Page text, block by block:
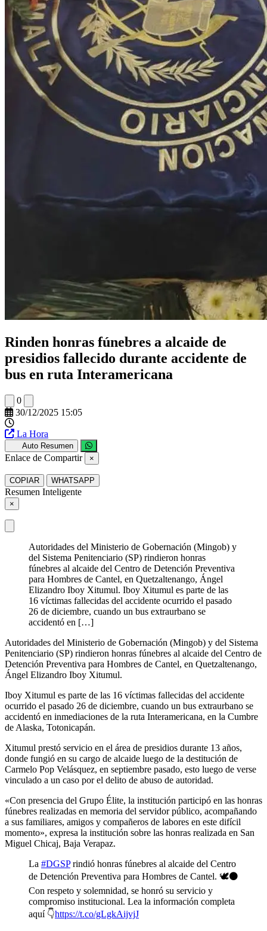
Rinden honras fúnebres a alcaide de
presidios fallecido durante accidente de
bus en ruta Interamericana
0
30/12/2025 15:05
La Hora
Auto Resumen
Enlace de Compartir ×
COPIAR WHATSAPP
Resumen Inteligente
×
Autoridades del Ministerio de Gobernación (Mingob) y
del Sistema Penitenciario (SP) rindieron honras
fúnebres al alcaide del Centro de Detención Preventiva
para Hombres de Cantel, en Quetzaltenango, Ángel
Elizandro Iboy Xitumul. Iboy Xitumul es parte de las
16 víctimas fallecidas del accidente ocurrido el pasado
26 de diciembre, cuando un bus extraurbano se
accidentó en […]
Autoridades del Ministerio de Gobernación (Mingob) y del Sistema
Penitenciario (SP) rindieron honras fúnebres al alcaide del Centro de
Detención Preventiva para Hombres de Cantel, en Quetzaltenango,
Ángel Elizandro Iboy Xitumul.
Iboy Xitumul es parte de las 16 víctimas fallecidas del accidente
ocurrido el pasado 26 de diciembre, cuando un bus extraurbano se
accidentó en inmediaciones de la ruta Interamericana, en la Cumbre
de Alaska, Totonicapán.
Xitumul prestó servicio en el área de presidios durante 13 años,
donde fungió en su cargo de alcaide luego de la destitución de
Carmelo Pop Velásquez, en septiembre pasado, esto luego de verse
vinculado a un caso por el delito de abuso de autoridad.
«Con presencia del Grupo Élite, la institución participó en las honras
fúnebres realizadas en memoria del servidor público, acompañando
a sus familiares, amigos y compañeros de labores en este difícil
momento», expresa la institución sobre las honras realizada en San
Miguel Chicaj, Baja Verapaz.
La #DGSPrindió honras fúnebres al alcaide del Centro
de Detención Preventiva para Hombres de Cantel. 🕊️⚫
Con respeto y solemnidad, se honró su servicio y
compromiso institucional. Lea la información completa
aquí 👇https://t.co/gLgkAijvjJ